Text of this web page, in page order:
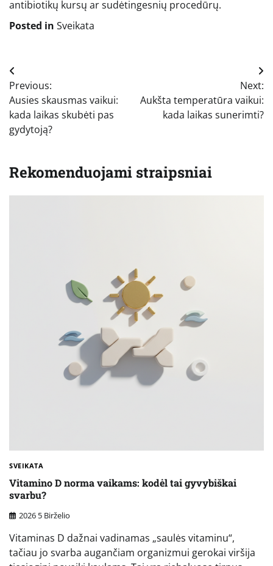
antibiotikų kursų ar sudėtingesnių procedūrų.
Posted in Sveikata
Navigacija
tarp
įrašų
Previous:
Ausies skausmas vaikui:
kada laikas skubėti pas
gydytoją?
Next:
Aukšta temperatūra vaikui:
kada laikas sunerimti?
Rekomenduojami straipsniai
SVEIKATA
Vitamino D norma vaikams: kodėl tai gyvybiškai
svarbu?
2026 5 Birželio
Vitaminas D dažnai vadinamas „saulės vitaminu“,
tačiau jo svarba augančiam organizmui gerokai viršija